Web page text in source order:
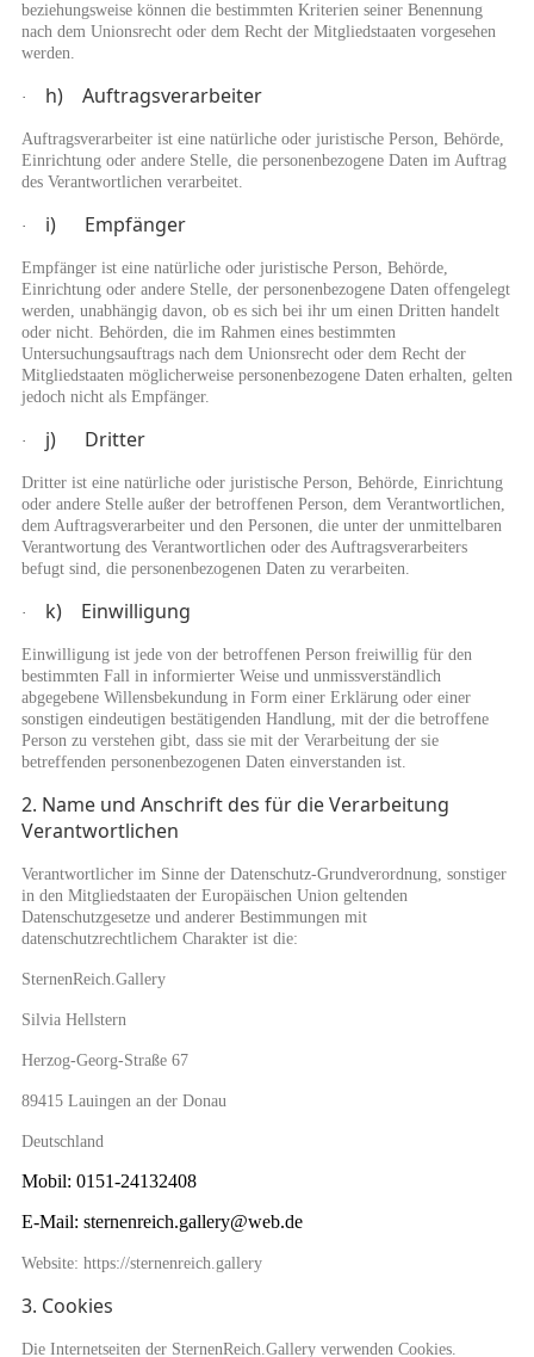
beziehungsweise können die bestimmten Kriterien seiner Benennung
nach dem Unionsrecht oder dem Recht der Mitgliedstaaten vorgesehen
werden.
· h) Auftragsverarbeiter
Auftragsverarbeiter ist eine natürliche oder juristische Person, Behörde,
Einrichtung oder andere Stelle, die personenbezogene Daten im Auftrag
des Verantwortlichen verarbeitet.
· i) Empfänger
Empfänger ist eine natürliche oder juristische Person, Behörde,
Einrichtung oder andere Stelle, der personenbezogene Daten offengelegt
werden, unabhängig davon, ob es sich bei ihr um einen Dritten handelt
oder nicht. Behörden, die im Rahmen eines bestimmten
Untersuchungsauftrags nach dem Unionsrecht oder dem Recht der
Mitgliedstaaten möglicherweise personenbezogene Daten erhalten, gelten
jedoch nicht als Empfänger.
· j) Dritter
Dritter ist eine natürliche oder juristische Person, Behörde, Einrichtung
oder andere Stelle außer der betroffenen Person, dem Verantwortlichen,
dem Auftragsverarbeiter und den Personen, die unter der unmittelbaren
Verantwortung des Verantwortlichen oder des Auftragsverarbeiters
befugt sind, die personenbezogenen Daten zu verarbeiten.
· k) Einwilligung
Einwilligung ist jede von der betroffenen Person freiwillig für den
bestimmten Fall in informierter Weise und unmissverständlich
abgegebene Willensbekundung in Form einer Erklärung oder einer
sonstigen eindeutigen bestätigenden Handlung, mit der die betroffene
Person zu verstehen gibt, dass sie mit der Verarbeitung der sie
betreffenden personenbezogenen Daten einverstanden ist.
2. Name und Anschrift des für die Verarbeitung
Verantwortlichen
Verantwortlicher im Sinne der Datenschutz-Grundverordnung, sonstiger
in den Mitgliedstaaten der Europäischen Union geltenden
Datenschutzgesetze und anderer Bestimmungen mit
datenschutzrechtlichem Charakter ist die:
SternenReich.Gallery
Silvia Hellstern
Herzog-Georg-Straße 67
89415 Lauingen an der Donau
Deutschland
Mobil: 0151-24132408
E-Mail: sternenreich.gallery@web.de
Website: https://sternenreich.gallery
3. Cookies
Die Internetseiten der SternenReich.Gallery verwenden Cookies.